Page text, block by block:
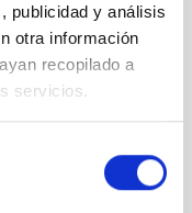
publicidad y análisis
otra información
recopilado a
servicios.
Universo”.